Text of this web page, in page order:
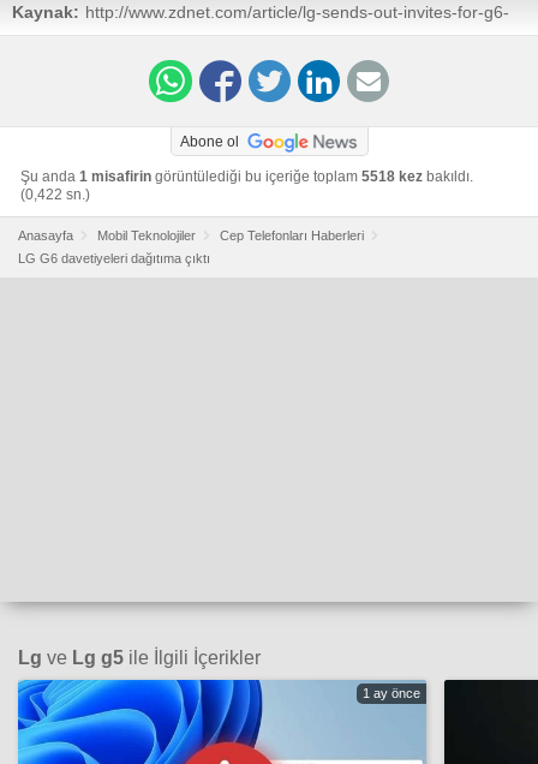
Kaynak: http://www.zdnet.com/article/lg-sends-out-invites-for-g6-
event-on-february-26/
Abone ol
Şu anda 1 misafirin görüntülediği bu içeriğe toplam 5518 kez bakıldı.
(0,422 sn.)
Anasayfa Mobil Teknolojiler
Cep Telefonları Haberleri
LG G6 davetiyeleri dağıtıma çıktı
Lg ve Lg g5 ile İlgili İçerikler
1 ay önce